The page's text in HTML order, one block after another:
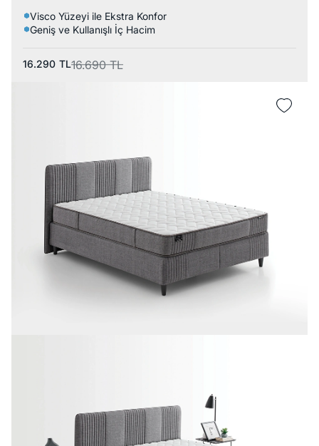
Visco Yüzeyi ile Ekstra Konfor
Geniş ve Kullanışlı İç Hacim
16.690 TL
16.290 TL